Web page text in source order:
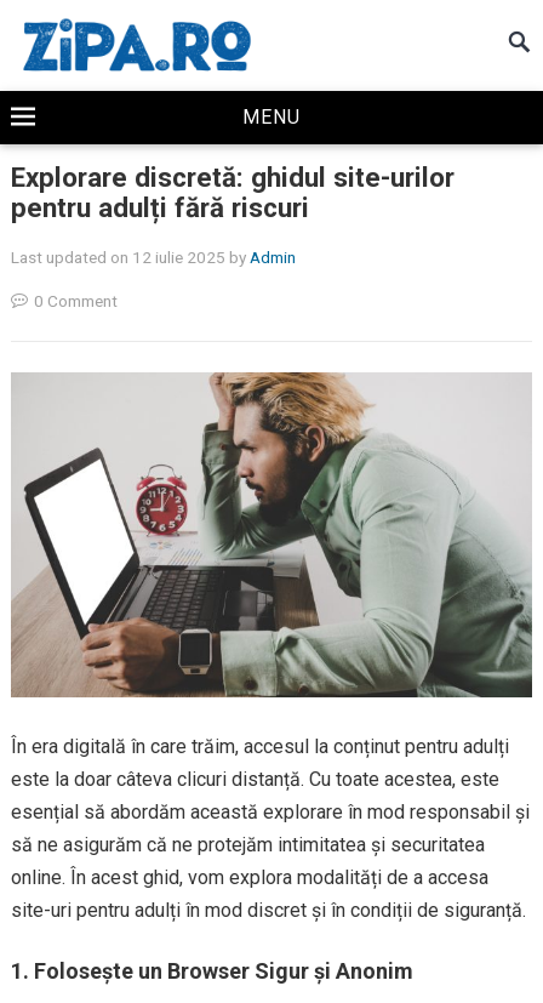
MENU
Explorare discretă: ghidul site-urilor
pentru adulți fără riscuri
Last updated on 12 iulie 2025 by Admin
0 Comment
În era digitală în care trăim, accesul la conținut pentru adulți
este la doar câteva clicuri distanță. Cu toate acestea, este
esențial să abordăm această explorare în mod responsabil și
să ne asigurăm că ne protejăm intimitatea și securitatea
online. În acest ghid, vom explora modalități de a accesa
site-uri pentru adulți în mod discret și în condiții de siguranță.
1. Folosește un Browser Sigur și Anonim